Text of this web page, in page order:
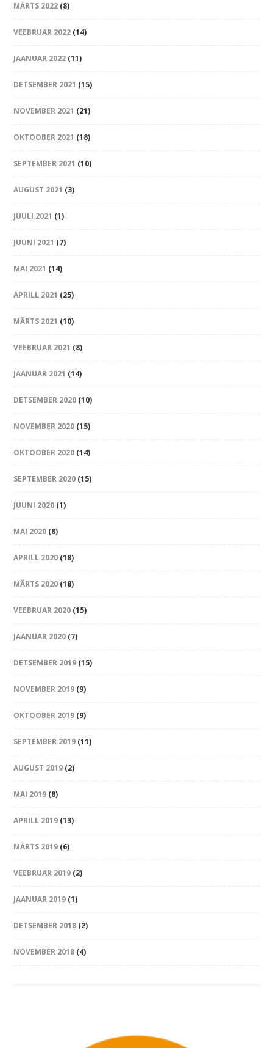
MÄRTS 2022 (8)
VEEBRUAR 2022 (14)
JAANUAR 2022 (11)
DETSEMBER 2021 (15)
NOVEMBER 2021 (21)
OKTOOBER 2021 (18)
SEPTEMBER 2021 (10)
AUGUST 2021 (3)
JUULI 2021 (1)
JUUNI 2021 (7)
MAI 2021 (14)
APRILL 2021 (25)
MÄRTS 2021 (10)
VEEBRUAR 2021 (8)
JAANUAR 2021 (14)
DETSEMBER 2020 (10)
NOVEMBER 2020 (15)
OKTOOBER 2020 (14)
SEPTEMBER 2020 (15)
JUUNI 2020 (1)
MAI 2020 (8)
APRILL 2020 (18)
MÄRTS 2020 (18)
VEEBRUAR 2020 (15)
JAANUAR 2020 (7)
DETSEMBER 2019 (15)
NOVEMBER 2019 (9)
OKTOOBER 2019 (9)
SEPTEMBER 2019 (11)
AUGUST 2019 (2)
MAI 2019 (8)
APRILL 2019 (13)
MÄRTS 2019 (6)
VEEBRUAR 2019 (2)
JAANUAR 2019 (1)
DETSEMBER 2018 (2)
NOVEMBER 2018 (4)